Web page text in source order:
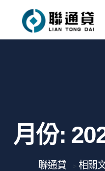
月份:
聯通貸 > 相關